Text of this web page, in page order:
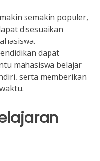
semakin populer,
disesuaikan
dapat
mahasiswa belajar
serta memberikan